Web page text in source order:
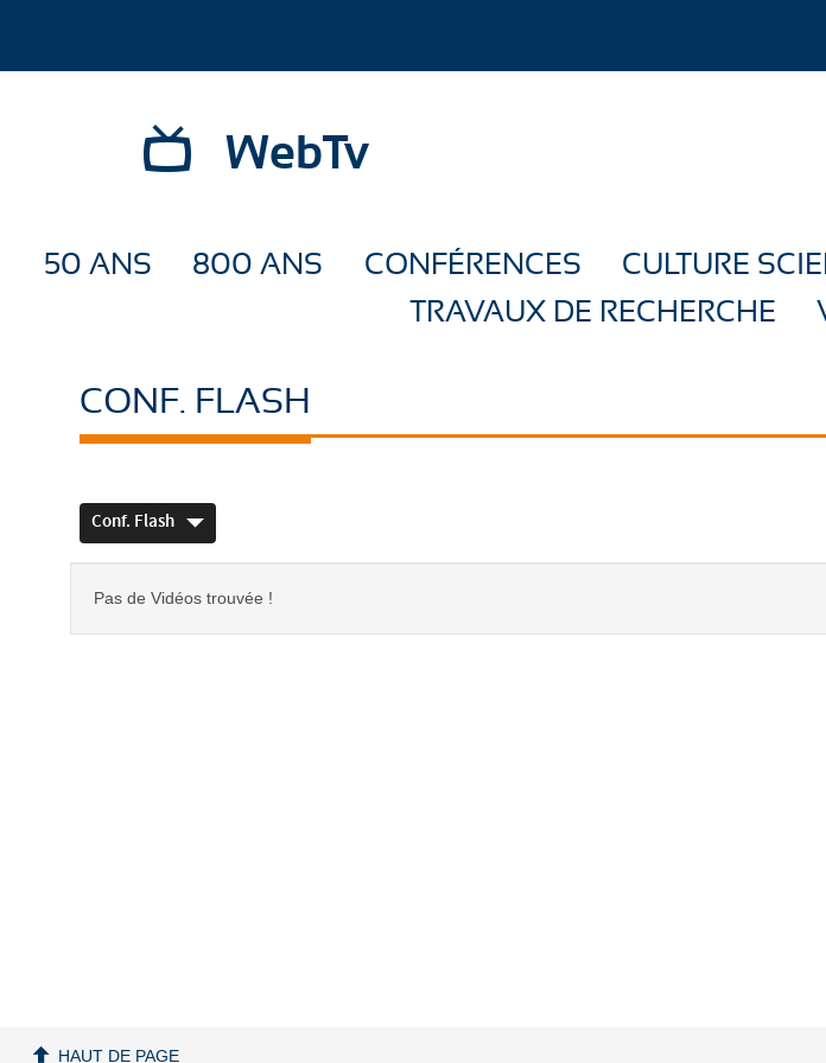
WebTv
50 ANS 800 ANS CONFÉRENCES CULTURE
TRAVAUX DE RECHERCHE
CONF. FLASH
Conf. Flash
Pas de Vidéos trouvée !
HAUT DE PAGE